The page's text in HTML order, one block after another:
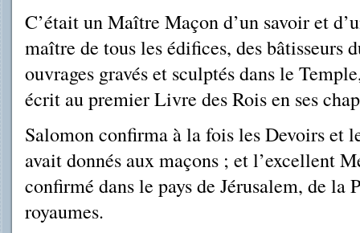
C’était un Maître Maçon d’un savoir et
maître de tous les édifices, des bâtisseurs
ouvrages gravés et sculptés dans le
écrit au premier Livre des Rois en ses
Salomon confirma à la fois les Devoirs et
avait donnés aux maçons ; et l’excellent
confirmé dans le pays de Jérusalem, de la
royaumes.